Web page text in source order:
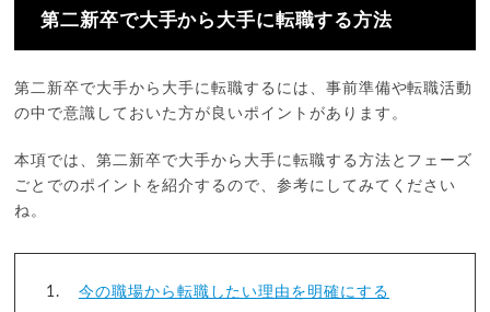
第二新卒で大手から大手に転職する方法
第二新卒で大手から大手に転職するには、事前準備や転職活動
の中で意識しておいた方が良いポイントがあります。
本項では、第二新卒で大手から大手に転職する方法とフェーズ
ごとでのポイントを紹介するので、参考にしてみてください
ね。
今の職場から転職したい理由を明確にする